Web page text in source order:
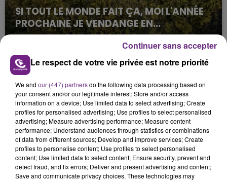
SI TOUT LE MONDE FAIT ÇA, MOI L'ANNÉE
PROCHAINE JE VENDANGE EN...
La vendange en Champagne a débuté ce jeudi 6
août dans la commune de Montgueux (Aube). Du
jamais vu !
L'INSPECTION DU TRAVAIL RAPPELLE À
L'ORDRE SUR LES CONDITIONS DE...
Alors que les dates de début des vendange 2026
s'est avéré être plus précoce que prévu,
Le respect de votre vie privée est notre priorité
We and our (447) partnersdo the following data processing based on
your consent and/or our legitimate interest: Store and/or access
information on a device; Use limited data to select advertising; Create
profiles for personalised advertising; Use profiles to select personalised
advertising; Measure advertising performance; Measure content
performance; Understand audiences through statistics or combinations
of data from different sources; Develop and improve services; Create
profiles to personalise content; Use profiles to select personalised
content; Use limited data to select content; Ensure security, prevent and
detect fraud, and fix errors; Deliver and present advertising and content;
Save and communicate privacy choices. These technologies may
Continuer sans accepter